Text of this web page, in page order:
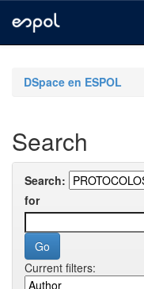
navigationDSpace en ESPOL
Search
Search:
for
Current filters: